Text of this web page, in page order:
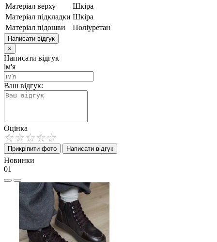
Матеріал верху
Шкіра
Матеріал підкладки Шкіра
Матеріал підошви
Поліуретан
Написати відгук
×
Написати відгук
ім'я
Ваш відгук:
Оцінка
Прикріпити фото Написати відгук
Новинки
01